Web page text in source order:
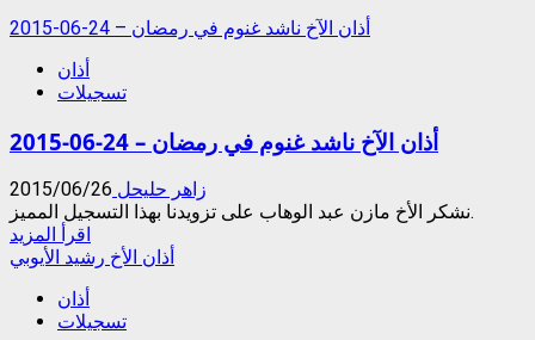
2015-06-24 – أذان الآخ ناشد غنوم في رمضان
أذان
تسجيلات
2015-06-24 – أذان الآخ ناشد غنوم في رمضان
زاهر حليحل 2015/06/26
نشكر الأخ مازن عبد الوهاب على تزويدنا بهذا التسجيل المميز.
اقرأ المزيد
more
06-
أذان الأخ رشيد الأيوبي
أذان
تسجيلات